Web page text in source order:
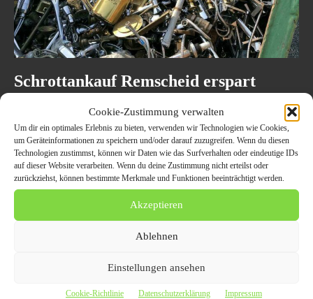
Cookie-Zustimmung verwalten
Um dir ein optimales Erlebnis zu bieten, verwenden wir Technologien wie Cookies,
um Geräteinformationen zu speichern und/oder darauf zuzugreifen. Wenn du diesen
Technologien zustimmst, können wir Daten wie das Surfverhalten oder eindeutige IDs
auf dieser Website verarbeiten. Wenn du deine Zustimmung nicht erteilst oder
zurückziehst, können bestimmte Merkmale und Funktionen beeinträchtigt werden.
Akzeptieren
Ablehnen
Einstellungen ansehen
Cookie-Richtlinie Datenschutzerklärung Impressum
Schrottankauf Remscheid erspart
seinen Kunden den Transport ihres
Altmetallschrotts zum lokalen
Wertstoffhof
ALLGEMEIN
Das unkomplizierte Abholen von Schrott macht es Privatpersonen wie
Unternehmen leicht, neuen Platz zu schaffen Wir leben in einer
Wegwerfgesellschaft. Nie zuvor wurden Möbel und...